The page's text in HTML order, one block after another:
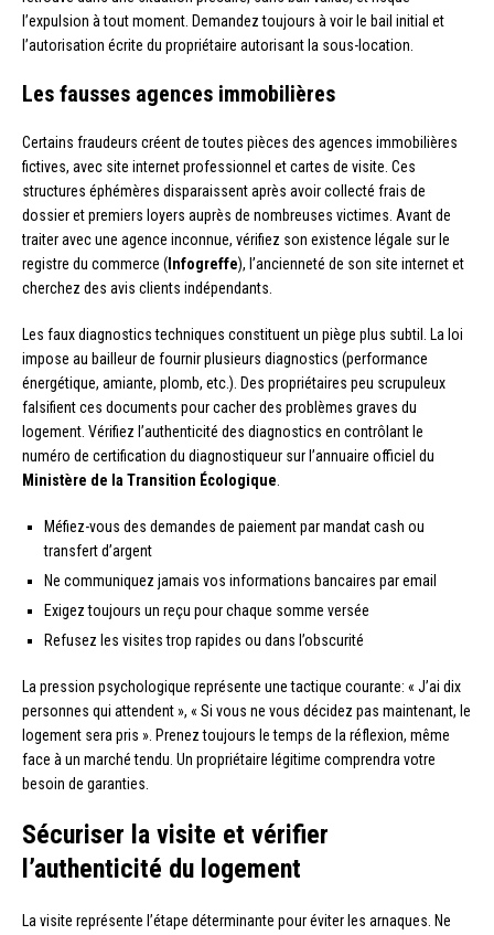
l’expulsion à tout moment. Demandez toujours à voir le bail initial et
l’autorisation écrite du propriétaire autorisant la sous-location.
Les fausses agences immobilières
Certains fraudeurs créent de toutes pièces des agences immobilières
fictives, avec site internet professionnel et cartes de visite. Ces
structures éphémères disparaissent après avoir collecté frais de
dossier et premiers loyers auprès de nombreuses victimes. Avant de
traiter avec une agence inconnue, vérifiez son existence légale sur le
registre du commerce ( Infogreffe), l’ancienneté de son site internet et
cherchez des avis clients indépendants.
Les faux diagnostics techniques constituent un piège plus subtil. La loi
impose au bailleur de fournir plusieurs diagnostics (performance
énergétique, amiante, plomb, etc.). Des propriétaires peu scrupuleux
falsifient ces documents pour cacher des problèmes graves du
logement. Vérifiez l’authenticité des diagnostics en contrôlant le
numéro de certification du diagnostiqueur sur l’annuaire officiel du
Ministère de la Transition Écologique
Méfiez-vous des demandes de paiement par mandat cash ou
transfert d’argent
Ne communiquez jamais vos informations bancaires par email
Exigez toujours un reçu pour chaque somme versée
Refusez les visites trop rapides ou dans l’obscurité
La pression psychologique représente une tactique courante: « J’ai dix
personnes qui attendent », « Si vous ne vous décidez pas maintenant, le
logement sera pris ». Prenez toujours le temps de la réflexion, même
face à un marché tendu. Un propriétaire légitime comprendra votre
besoin de garanties.
Sécuriser la visite et vérifier
l’authenticité du logement
La visite représente l’étape déterminante pour éviter les arnaques. Ne